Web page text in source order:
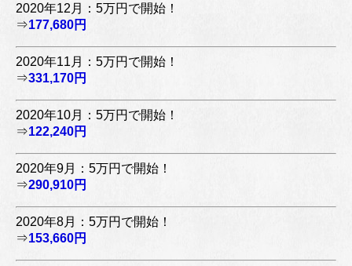
2020年12月：5万円で開始！
⇒177,680円
2020年11月：5万円で開始！
⇒331,170円
2020年10月：5万円で開始！
⇒122,240円
2020年9月：5万円で開始！
⇒290,910円
2020年8月：5万円で開始！
⇒153,660円